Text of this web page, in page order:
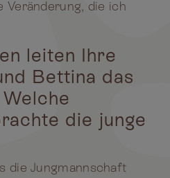
Veränderung, die ich
leiten Ihre
Bettina das
die junge
die Jungmannschaft